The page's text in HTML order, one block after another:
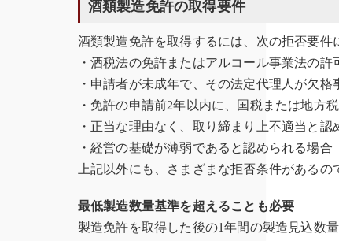
酒類製造免許の取得要件
酒類製造免許を取得するには、次の拒否要件
・酒税法の免許またはアルコール事業法の
・申請者が未成年で、その法定代理人が欠格
・免許の申請前2年以内に、国税または地方
・正当な理由なく、取り締まり上不適当と
・経営の基礎が薄弱であると認められる場合
上記以外にも、さまざまな拒否条件があるの
最低製造数量基準を超えることも必要
製造免許を取得した後の1年間の製造見込数